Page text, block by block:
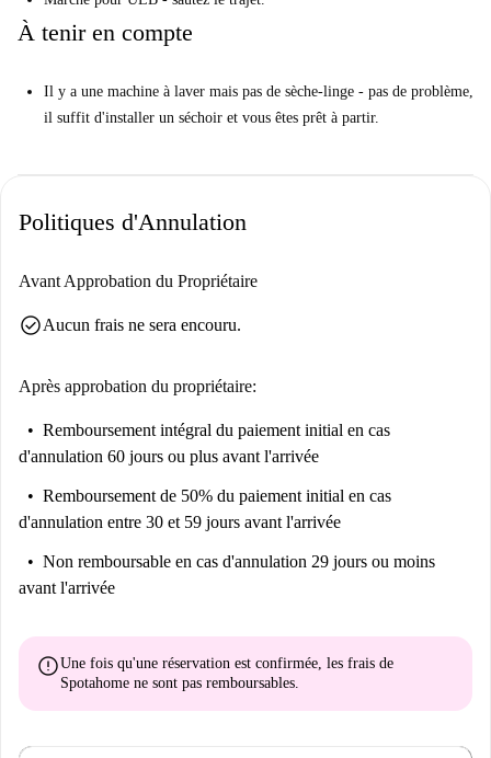
Nous pensons que c'est idéal pour les étudiants. Pourquoi prendre les
Libre de Bruxelles est accessible à pied?
Vos 3 principales raisons de vivre ici:
Vous pouvez marcher jusqu'à l'ULB en seulement 20 minutes.
Il n'y a pas de Wi-Fi installé dans cet appartement. Libérez-vous de
«J'ai adoré cette propriété. C'est un grand studio avec un mobilier
Donnez-le moi directement…
d'un salon et d'une chambre combinés, d'une décoration moderne et ULB
est facilement accessible.
Nous pensons que cet appartement est parfait pour les jeunes étudiants.
Marre de ces longs trajets mornes? À Etterbeek, vous pouvez marcher
À tenir en compte
Il y a une machine à laver mais pas de sèche-linge - pas de problème,
il suffit d'installer un séchoir et vous êtes prêt à partir.
Politiques d'Annulation
Avant Approbation du Propriétaire
check_circleAucun frais ne sera encouru.
Après approbation du propriétaire:
Remboursement intégral du paiement initial en cas
d'annulation 60 jours ou plus avant l'arrivée
Remboursement de 50% du paiement initial en cas
d'annulation entre 30 et 59 jours avant l'arrivée
Non remboursable en cas d'annulation 29 jours ou moins
avant l'arrivée
errorUne fois qu'une réservation est confirmée, les frais de
Spotahome ne sont pas remboursables.